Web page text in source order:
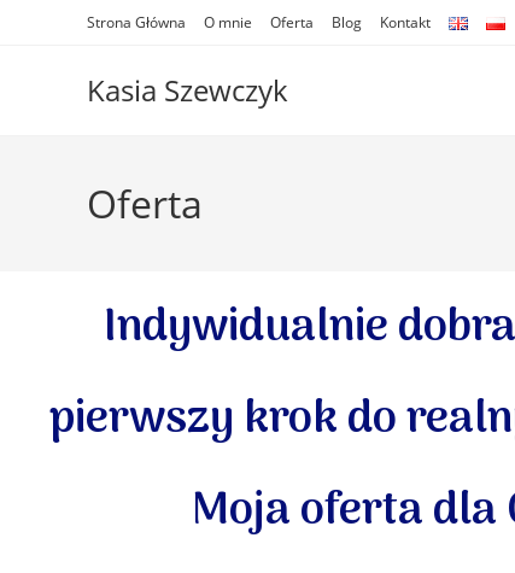
Strona Główna O mnie Oferta Blog Kontakt
Kasia Szewczyk
Oferta
Indywidualnie
pierwszy krok do
Moja oferta dla